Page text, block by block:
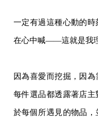
一定有過這種心動的
在心中喊——這就是我
因為喜愛而挖掘，因為
每件選品都透露著店
於每個所遇見的物品